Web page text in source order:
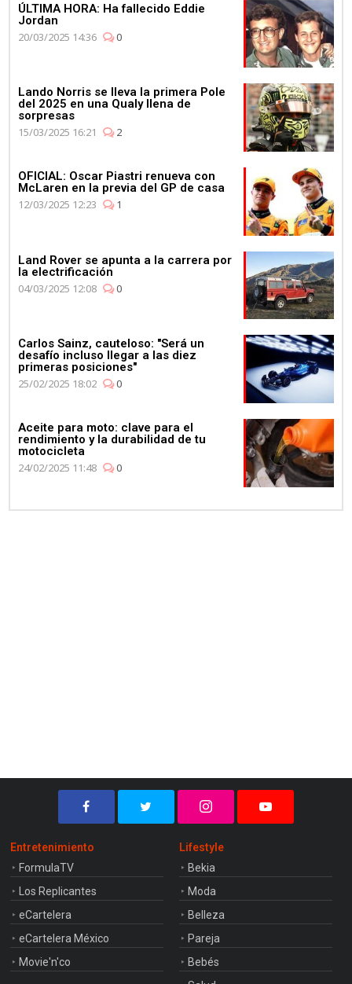
ÚLTIMA HORA: Ha fallecido Eddie
Jordan
20/03/2025 14:36
0
Lando Norris se lleva la primera Pole
del 2025 en una Qualy llena de
sorpresas
15/03/2025 16:21
2
OFICIAL: Oscar Piastri renueva con
McLaren en la previa del GP de casa
12/03/2025 12:23
1
Land Rover se apunta a la carrera por
la electrificación
04/03/2025 12:08
0
Carlos Sainz, cauteloso: "Será un
desafío incluso llegar a las diez
primeras posiciones"
25/02/2025 18:02
0
Aceite para moto: clave para el
rendimiento y la durabilidad de tu
motocicleta
24/02/2025 11:48
0
Entretenimiento
FormulaTV
Los Replicantes
eCartelera
eCartelera México
Movie'n'co
Lifestyle
Bekia
Moda
Belleza
Pareja
Bebés